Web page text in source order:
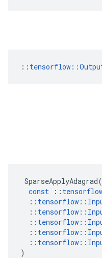
::
SparseApplyAdagrad(
const
::
:: tensorflow ::
:: tensorflow ::
:: tensorflow ::
:: tensorflow ::
:: tensorflow ::
)